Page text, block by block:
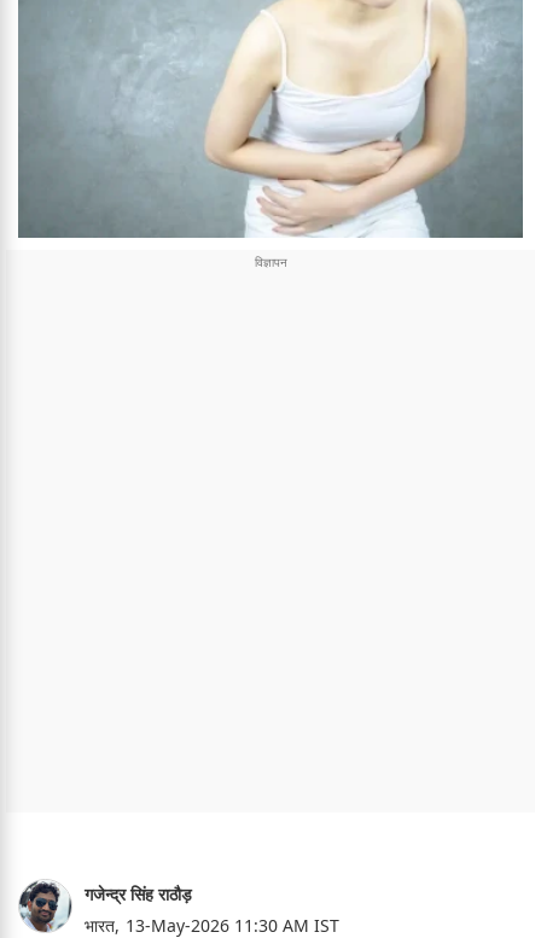
गजेन्द्र सिंह राठौड़
भारत, 13-May-2026 11:30 AM IST